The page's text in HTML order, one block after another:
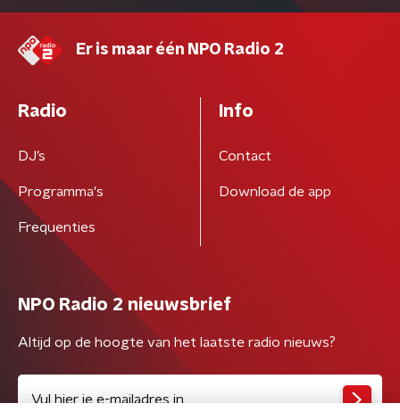
Er is maar één NPO Radio 2
Radio
DJ’s
Programma's
Frequenties
Info
Contact
Download de app
NPO Radio 2 nieuwsbrief
Altijd op de hoogte van het laatste radio nieuws?